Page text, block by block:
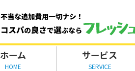
ホーム
HOME
サービス
SERVICE